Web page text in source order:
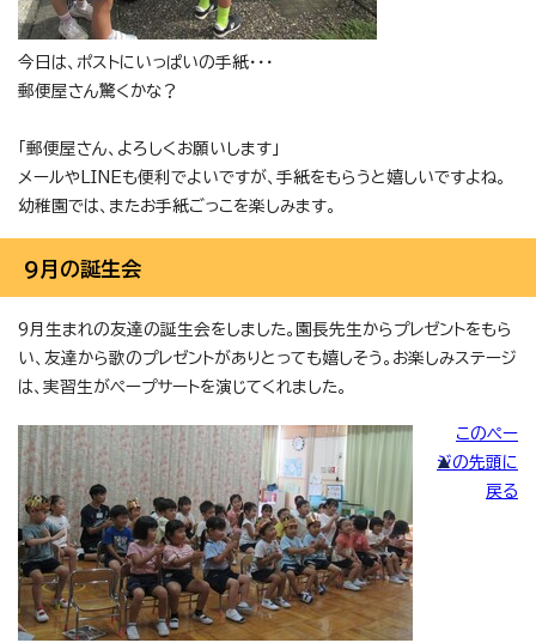
今日は、ポストにいっぱいの手紙・・・
郵便屋さん驚くかな？
「郵便屋さん、よろしくお願いします」
メールやLINEも便利でよいですが、手紙をもらうと嬉しいですよね。
幼稚園では、またお手紙ごっこを楽しみます。
9月の誕生会
9月生まれの友達の誕生会をしました。園長先生からプレゼントをもら
い、友達から歌のプレゼントがありとっても嬉しそう。お楽しみステージ
は、実習生がペープサートを演じてくれました。
このペー
ジの先頭に
戻る